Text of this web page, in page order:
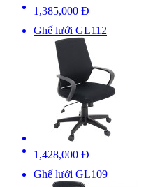
1,385,000 Đ
Ghế lưới GL112
1,428,000 Đ
Ghế lưới GL109